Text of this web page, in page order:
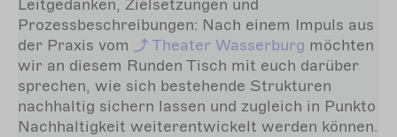
Leitgedanken, Zielsetzungen und
Prozessbeschreibungen: Nach einem Impuls aus
der Praxis vom
Theater Wasserburg möchten
wir an diesem Runden Tisch mit euch darüber
sprechen, wie sich bestehende Strukturen
nachhaltig sichern lassen und zugleich in Punkto
Nachhaltigkeit weiterentwickelt werden können.